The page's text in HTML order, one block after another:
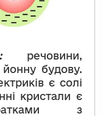
речовини,
будову.
є солі
кристали є
з